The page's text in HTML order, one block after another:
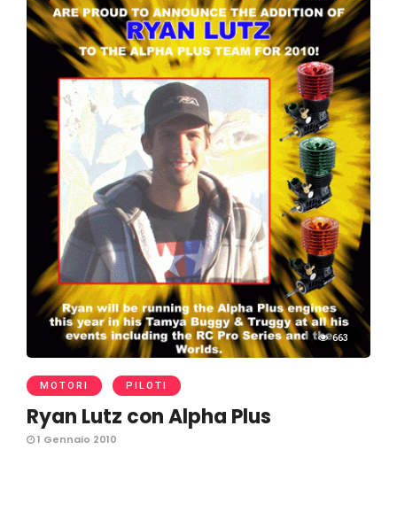
663
MOTORI PILOTI
Ryan Lutz con Alpha Plus
1 Gennaio 2010